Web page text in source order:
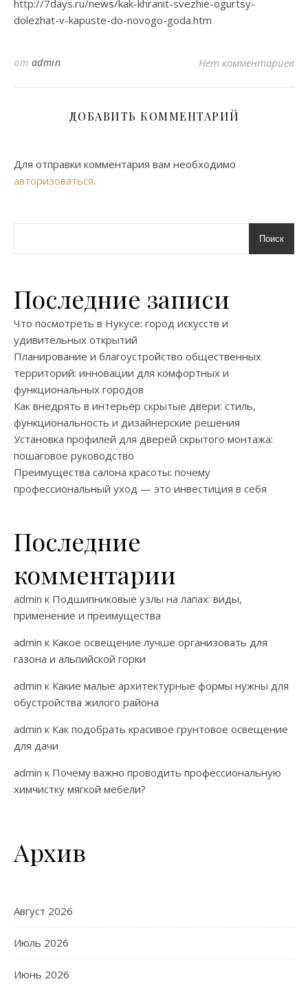
http://7days.ru/news/kak-khranit-svezhie-ogurtsy-
dolezhat-v-kapuste-do-novogo-goda.htm
от admin Нет комментариев
ДОБАВИТЬ КОММЕНТАРИЙ
Для отправки комментария вам необходимо
авторизоваться.
Поиск
Последние записи
Что посмотреть в Нукусе: город искусств и
удивительных открытий
Планирование и благоустройство общественных
территорий: инновации для комфортных и
функциональных городов
Как внедрять в интерьер скрытые двери: стиль,
функциональность и дизайнерские решения
Установка профилей для дверей скрытого монтажа:
пошаговое руководство
Преимущества салона красоты: почему
профессиональный уход — это инвестиция в себя
Последние
комментарии
admin к Подшипниковые узлы на лапах: виды,
применение и преимущества
admin к Какое освещение лучше организовать для
газона и альпийской горки
admin к Какие малые архитектурные формы нужны для
обустройства жилого района
admin к Как подобрать красивое грунтовое освещение
для дачи
admin к Почему важно проводить профессиональную
химчистку мягкой мебели?
Архив
Август 2026
Июль 2026
Июнь 2026